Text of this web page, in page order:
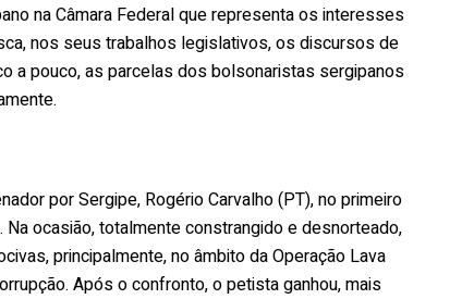
na Câmara Federal que representa os interesses
nos seus trabalhos legislativos, os discursos de
a pouco, as parcelas dos bolsonaristas sergipanos
por Sergipe, Rogério Carvalho (PT), no primeiro
ocasião, totalmente constrangido e desnorteado,
principalmente, no âmbito da Operação Lava
Após o confronto, o petista ganhou, mais